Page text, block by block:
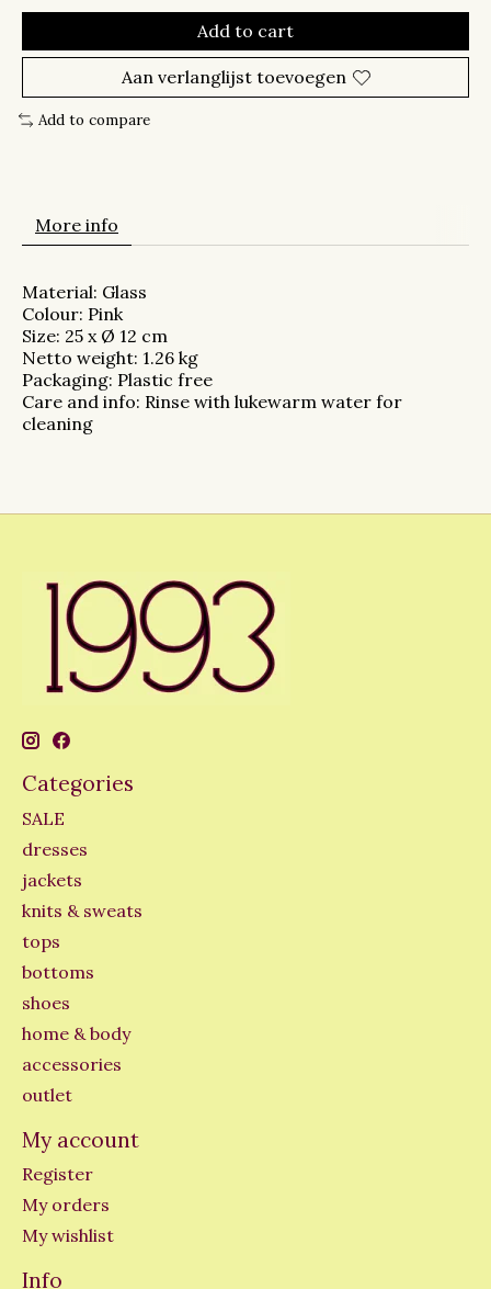
Add to cart
Aan verlanglijst toevoegen
Add to compare
More info
Material: Glass
Colour: Pink
Size: 25 x Ø 12 cm
Netto weight: 1.26 kg
Packaging: Plastic free
Care and info: Rinse with lukewarm water for
cleaning
Categories
SALE
dresses
jackets
knits & sweats
tops
bottoms
shoes
home & body
accessories
outlet
My account
Register
My orders
My wishlist
Info